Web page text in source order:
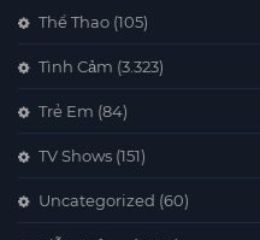
Thể Thao (105)
Tình Cảm (3.323)
Trẻ Em (84)
TV Shows (151)
Uncategorized (60)